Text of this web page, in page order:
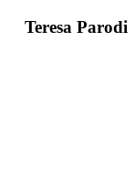
Teresa Parodi